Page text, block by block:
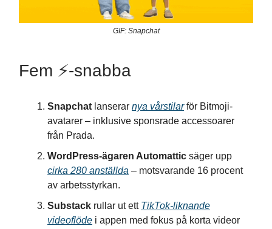
GIF: Snapchat
Fem ⚡️-snabba
Snapchat lanserar nya vårstilarför Bitmoji-
avatarer – inklusive sponsrade accessoarer
från Prada.
WordPress-ägaren Automattic säger upp
cirka 280 anställda – motsvarande 16 procent
av arbetsstyrkan.
Substack rullar ut ett TikTok-liknande
videoflöde i appen med fokus på korta videor